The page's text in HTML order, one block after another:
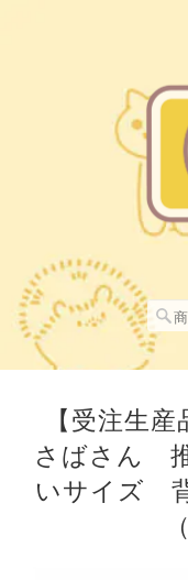
【受注生
さばさん
いサイズ